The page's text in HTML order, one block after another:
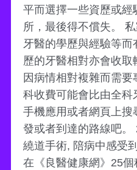
平而選擇一些資歷或經
所，最後得不償失。
牙醫的學歷與經驗等
歷的牙醫相對亦會收
因病情相對複雜而需
科收費可能會比由全科
手機應用或者網頁上搜
發或者到達的路線吧
繞道手術, 陪病中感受
在《良醫健康網》25